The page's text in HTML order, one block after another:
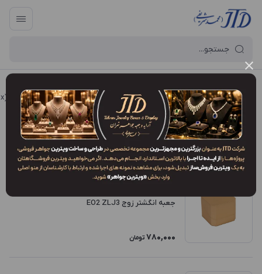
آرایه و جعبه جواهر تهران / فروشگاه محصولات / جعبه / جعبه انگشتر زوج (Wedding & Couple ring box)
جعبه انگشتر زوج (Wedding & Couple ring box)
فیلتر محصولات ترتیب نمایش: جدیدترین
جعبه انگشتر زوج EO2 ZLJ3
780,000 تومان